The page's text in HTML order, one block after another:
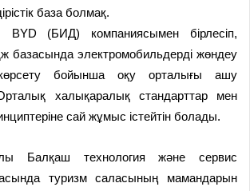
база болмақ.
BYD (БИД) компаниясымен бірлесіп,
базасында электромобильдерді жөндеу
бойынша оқу орталығы ашу
халықаралық стандарттар мен
сай жұмыс істейтін болады.
Балқаш технология және сервис
туризм саласының мамандарын